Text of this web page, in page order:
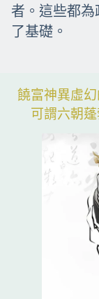
者。這些都
了基礎。
饒富神異虛
可謂六朝